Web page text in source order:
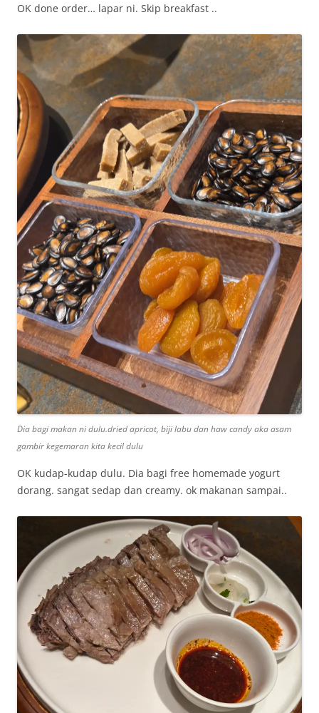
OK done order… lapar ni. Skip breakfast ..
Dia bagi makan ni dulu.dried apricot, biji labu dan haw candy aka asam
gambir kegemaran kita kecil dulu
OK kudap-kudap dulu. Dia bagi free homemade yogurt
dorang. sangat sedap dan creamy. ok makanan sampai..